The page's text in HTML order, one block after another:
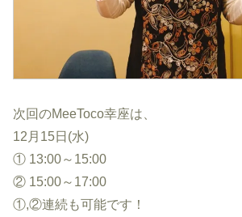
次回のMeeToco幸座は、
12月15日(水)
① 13:00～15:00
② 15:00～17:00
①,②連続も可能です！